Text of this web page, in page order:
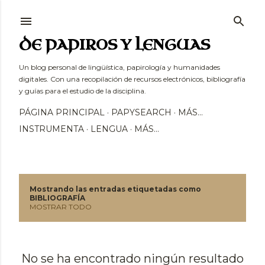
DE PAPIROS Y LENGUAS
Un blog personal de lingüística, papirología y humanidades
digitales. Con una recopilación de recursos electrónicos, bibliografía
y guías para el estudio de la disciplina.
PÁGINA PRINCIPAL PAPYSEARCH
MÁS…
INSTRUMENTA
LENGUA MÁS…
E
n
Mostrando las entradas etiquetadas como
BIBLIOGRAFÍA
MOSTRAR TODO
No se ha encontrado ningún resultado